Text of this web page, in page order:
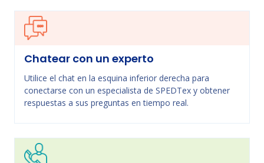
Chatear con un experto
Utilice el chat en la esquina inferior derecha para
conectarse con un especialista de SPEDTex y obtener
respuestas a sus preguntas en tiempo real.